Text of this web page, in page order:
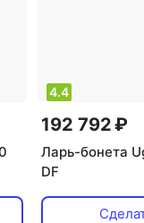
4.4
192 792 ₽
Ларь-бонета
DF